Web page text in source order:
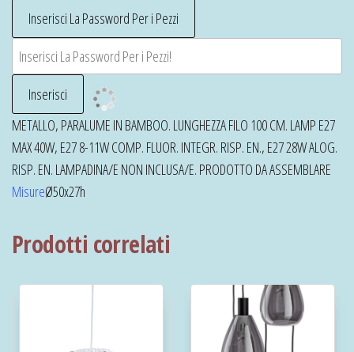
METALLO, PARALUME IN BAMBOO. LUNGHEZZA FILO 100 CM. LAMP E27
MAX 40W, E27 8-11W COMP. FLUOR. INTEGR. RISP. EN., E27 28W ALOG.
RISP. EN. LAMPADINA/E NON INCLUSA/E. PRODOTTO DA ASSEMBLARE
MisureØ50x27h
Prodotti correlati